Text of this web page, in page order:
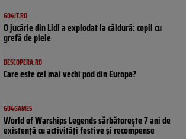
GO4IT.RO
O jucărie din Lidl a explodat la căldură: copil cu
grefă de piele
DESCOPERA.RO
Care este cel mai vechi pod din Europa?
GO4GAMES
World of Warships Legends sărbătorește 7 ani de
existență cu activități festive și recompense